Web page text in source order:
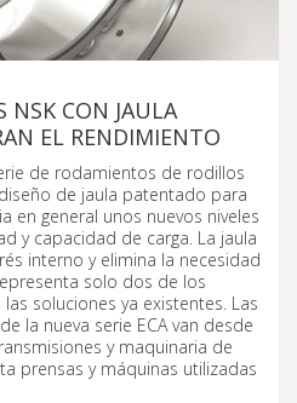
NSK CON JAULA
EL RENDIMIENTO
de rodamientos de rodillos
de jaula patentado para
en general unos nuevos niveles
y capacidad de carga. La jaula
interno y elimina la necesidad
solo dos de los
soluciones ya existentes. Las
la nueva serie ECA van desde
y maquinaria de
prensas y máquinas utilizadas